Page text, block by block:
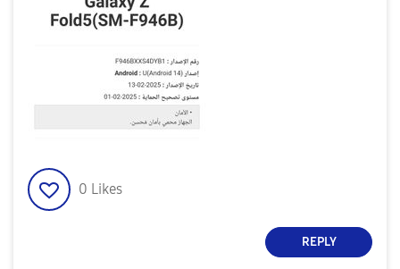
0 Likes
REPLY